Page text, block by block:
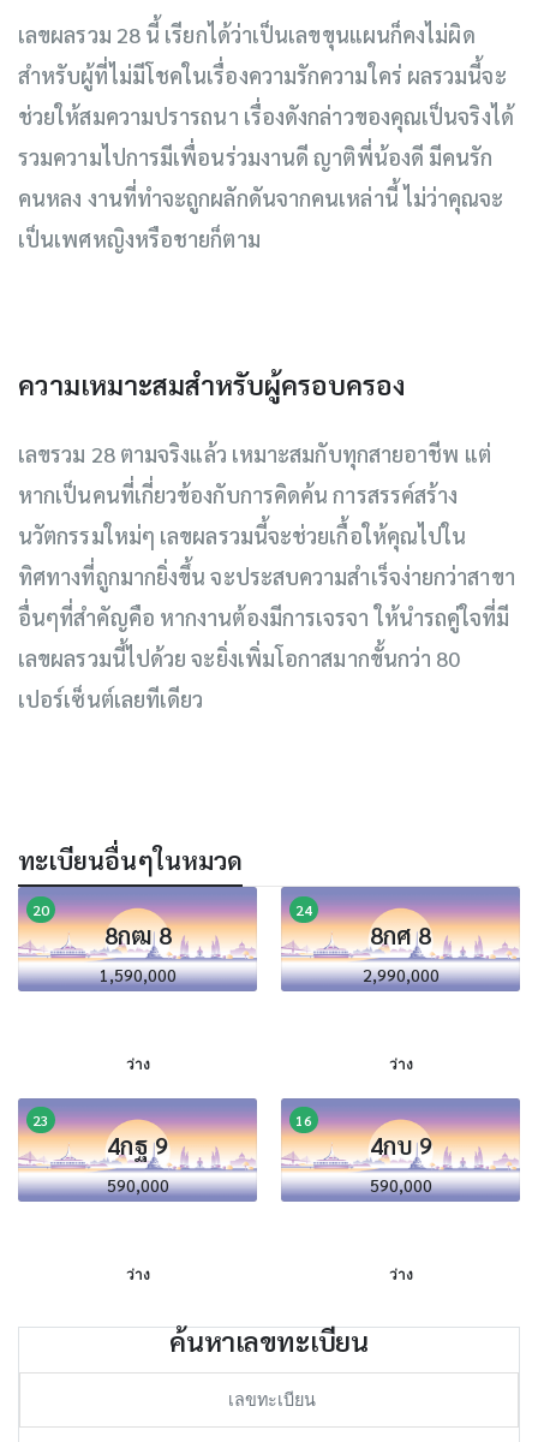
เลขผลรวม 28 นี้ เรียกได้ว่าเป็นเลขขุนแผนก็คงไม่ผิด
สำหรับผู้ที่ไม่มีโชคในเรื่องความรักความใคร่ ผลรวมนี้จะ
ช่วยให้สมความปรารถนา เรื่องดังกล่าวของคุณเป็นจริงได้
รวมความไปการมีเพื่อนร่วมงานดี ญาติพี่น้องดี มีคนรัก
คนหลง งานที่ทำจะถูกผลักดันจากคนเหล่านี้ ไม่ว่าคุณจะ
เป็นเพศหญิงหรือชายก็ตาม
ความเหมาะสมสำหรับผู้ครอบครอง
เลขรวม 28 ตามจริงแล้ว เหมาะสมกับทุกสายอาชีพ แต่
หากเป็นคนที่เกี่ยวข้องกับการคิดค้น การสรรค์สร้าง
นวัตกรรมใหม่ๆ เลขผลรวมนี้จะช่วยเกื้อให้คุณไปใน
ทิศทางที่ถูกมากยิ่งขึ้น จะประสบความสำเร็จง่ายกว่าสาขา
อื่นๆที่สำคัญคือ หากงานต้องมีการเจรจา ให้นำรถคู่ใจที่มี
เลขผลรวมนี้ไปด้วย จะยิ่งเพิ่มโอกาสมากขั้นกว่า 80
เปอร์เซ็นต์เลยทีเดียว
ทะเบียนอื่นๆในหมวด
8กฒ 8
1,590,000
20
ว่าง
8กศ 8
2,990,000
24
ว่าง
4กฐ 9
590,000
23
ว่าง
4กบ 9
590,000
16
ว่าง
ค้นหาเลขทะเบียน